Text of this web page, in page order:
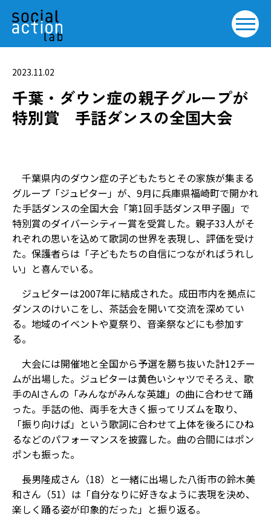
2023.11.02
千葉・ダウン症の親子グループが
特別賞 手話ダンスの全国大会
千葉県内のダウン症の子どもたちとその家族が集まる
グループ「ジュピター」が、9月に兵庫県福崎町で開かれ
た手話ダンスの全国大会「第1回手話ダンス甲子園」で
特別賞のダイバーシティー賞を受賞した。親子33人がそ
れぞれの思いを込めて歌詞の世界を表現し、評価を受け
た。保護者らは「子どもたちの自信につながればうれし
い」と喜んでいる。
ジュピターは2007年に結成された。成田市内を拠点に
ダンスのけいこをし、茶話会を開いて交流を深めてい
る。地域のイベントや夏祭り、音楽祭などにも参加す
る。
大会には開催地と全国から予選を勝ち抜いた計12チー
ムが出場した。ジュピターは黄色いシャツでそろえ、歌
手のAIさんの「みんながみんな英雄」の曲に合わせて踊
った。手話の他、両手を大きく振ってリズムを取り、
「振り向けば」という歌詞に合わせて上体を後ろにひね
るなどのパフォーマンスを披露した。曲の合間にはポン
ポンも振った。
長男隆成さん（18）と一緒に出場した八街市の鈴木美
和さん（51）は「自分なりに好きなように表現を決め、
楽しく踊る姿が印象的だった」と振り返る。